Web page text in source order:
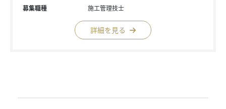
募集職種
施工管理技士
詳細を見る